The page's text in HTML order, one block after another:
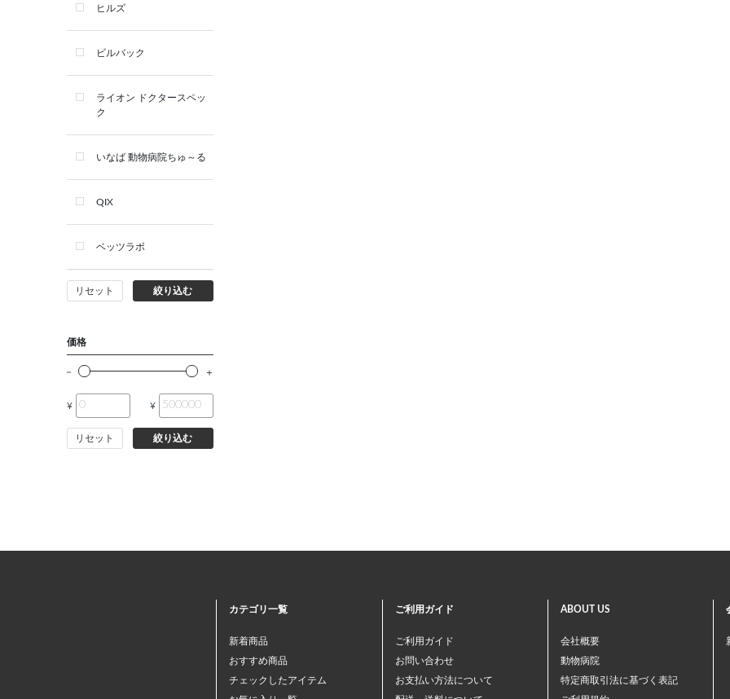
サプリメント
シャンプー・スキンケア用品
ヒルズ
ビルバック
ライオン ドクタースペッ
ク
いなば 動物病院ちゅ～る
QIX
ベッツラボ
リセット 絞り込む
価格
¥ ¥
リセット 絞り込む
カテゴリ一覧
新着商品
おすすめ商品
チェックしたアイテム
ご利用ガイド
ご利用ガイド
お問い合わせ
お支払い方法について
ABOUT US
会社概要
動物病院
特定商取引法に基づく表記